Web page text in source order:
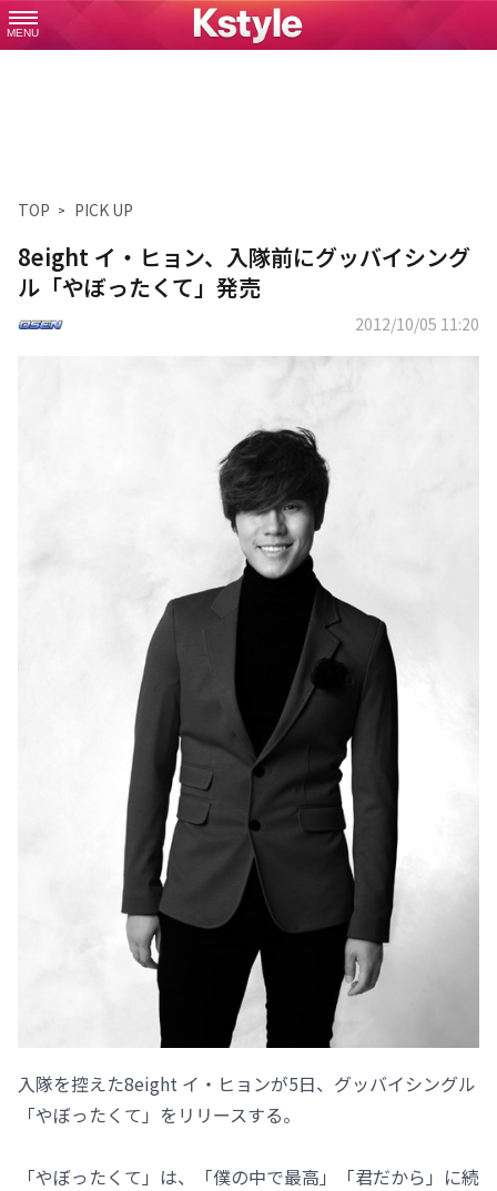
MENU
TOP PICK UP
8eight イ・ヒョン、入隊前にグッバイシング
ル「やぼったくて」発売
2012/10/05 11:20
入隊を控えた8eight イ・ヒョンが5日、グッバイシングル
「やぼったくて」をリリースする。
「やぼったくて」は、「僕の中で最高」「君だから」に続